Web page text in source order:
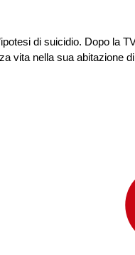
di suicidio. Dopo la
vita nella sua abitazione